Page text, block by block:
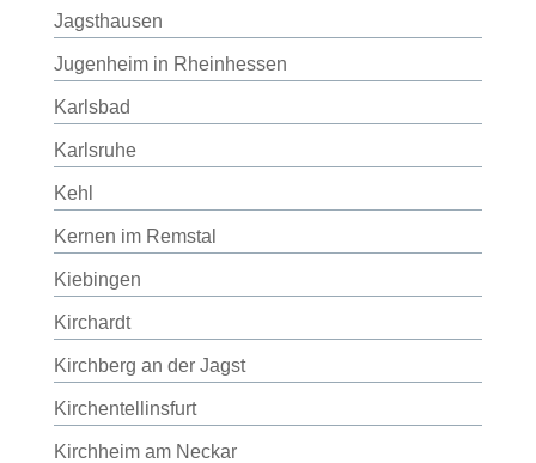
Jagsthausen
Jugenheim in Rheinhessen
Karlsbad
Karlsruhe
Kehl
Kernen im Remstal
Kiebingen
Kirchardt
Kirchberg an der Jagst
Kirchentellinsfurt
Kirchheim am Neckar